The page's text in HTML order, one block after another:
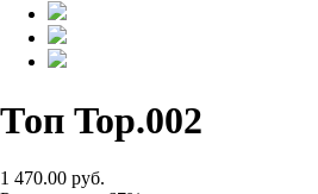
Топ Top.002
1 470.00 руб.